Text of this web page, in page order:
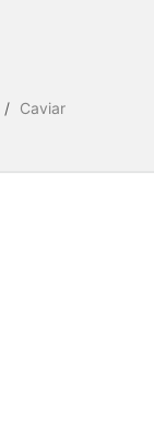
/ Caviar